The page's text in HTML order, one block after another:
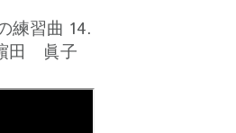
練習曲 14.
田 眞子